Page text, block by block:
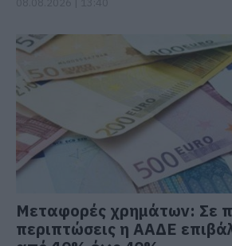
Μεταφορές χρημάτων: Σε
περιπτώσεις η ΑΑΔΕ